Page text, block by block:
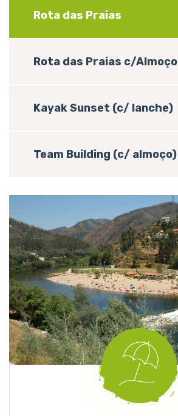
Rota das Praias
Rota das Praias c/Almoço
Kayak Sunset (c/ lanche)
Team Building (c/ almoço)